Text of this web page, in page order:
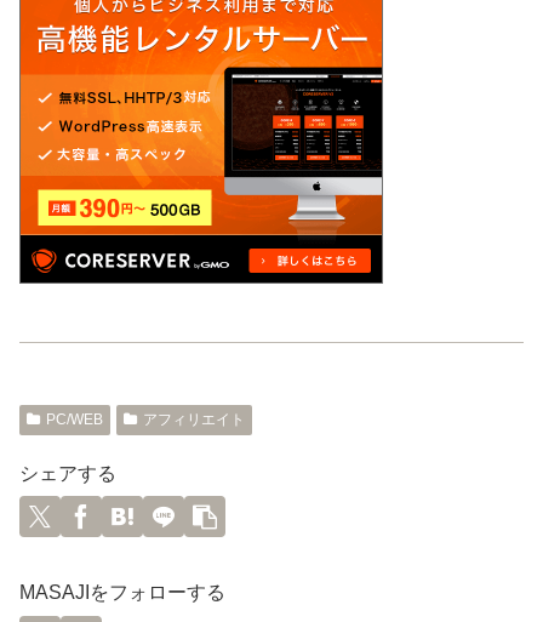
PC/WEB アフィリエイト
シェアする
MASAJIをフォローする